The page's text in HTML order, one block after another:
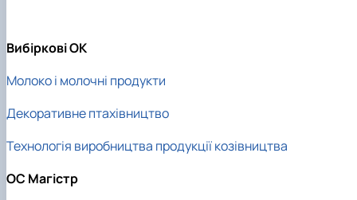
Вибіркові ОК
Молоко і молочні продукти
Декоративне птахівництво
Технологія виробництва продукції козівництва
ОС Магістр